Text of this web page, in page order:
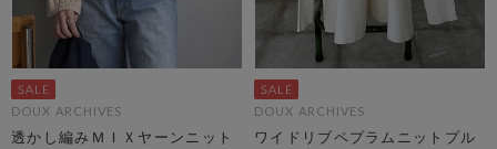
DOUX ARCHIVES
透かし編みＭＩＸヤーンニット
DOUX ARCHIVES
ワイドリブペプラムニットプル